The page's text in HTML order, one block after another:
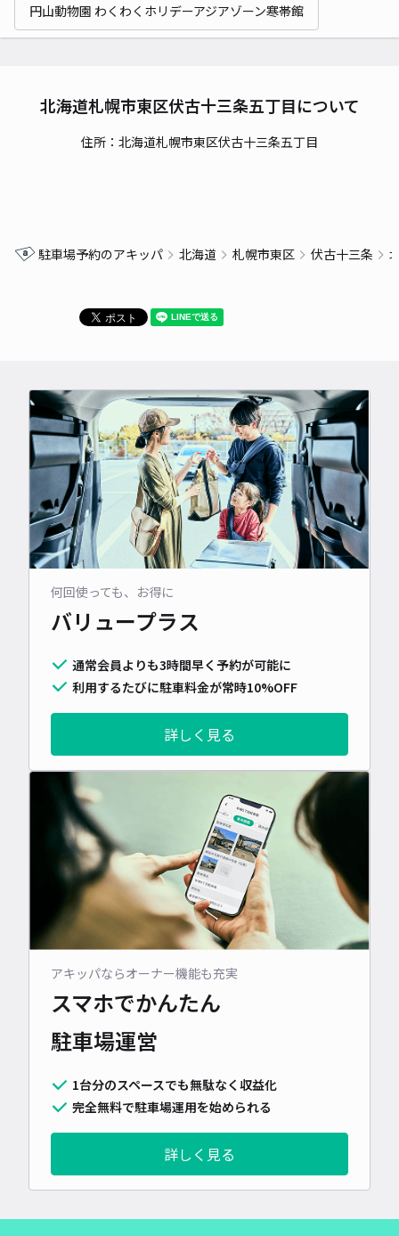
円山動物園 わくわくホリデーアジアゾーン寒帯館
北海道札幌市東区伏古十三条五丁目について
住所：北海道札幌市東区伏古十三条五丁目
駐車場予約のアキッパ 北海道 札幌市東区 伏古十三条
何回使っても、お得に
バリュープラス
通常会員よりも3時間早く予約が可能に
利用するたびに駐車料金が常時10%OFF
詳しく見る
アキッパならオーナー機能も充実
スマホでかんたん
駐車場運営
1台分のスペースでも無駄なく収益化
完全無料で駐車場運用を始められる
詳しく見る